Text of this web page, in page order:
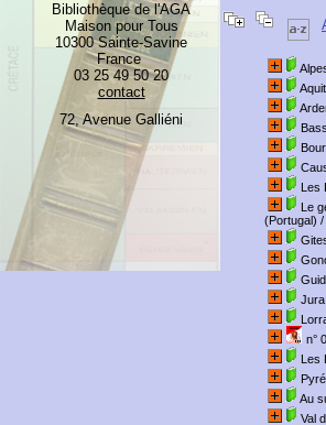
Le
(Portugal) /
Jura
n°
Au
Val
Bibliothèque de l'AGA
Maison pour Tous
10300 Sainte-Savine
France
03 25 49 50 20
contact
72, Avenue Galliéni